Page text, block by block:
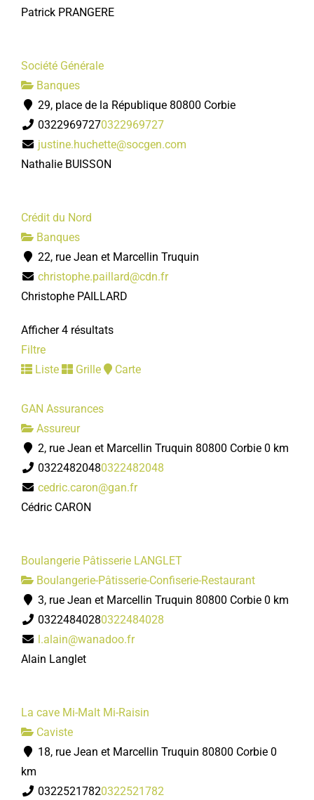
Patrick PRANGERE
Société Générale
Banques
29, place de la République 80800 Corbie
03229697270322969727
justine.huchette@socgen.com
Nathalie BUISSON
Crédit du Nord
Banques
22, rue Jean et Marcellin Truquin
christophe.paillard@cdn.fr
Christophe PAILLARD
Afficher 4 résultats
Filtre
Liste
Grille Carte
GAN Assurances
Assureur
2, rue Jean et Marcellin Truquin 80800 Corbie 0 km
03224820480322482048
cedric.caron@gan.fr
Cédric CARON
Boulangerie Pâtisserie LANGLET
Boulangerie-Pâtisserie-Confiserie-Restaurant
3, rue Jean et Marcellin Truquin 80800 Corbie 0 km
03224840280322484028
l.alain@wanadoo.fr
Alain Langlet
La cave Mi-Malt Mi-Raisin
Caviste
18, rue Jean et Marcellin Truquin 80800 Corbie 0
km
03225217820322521782